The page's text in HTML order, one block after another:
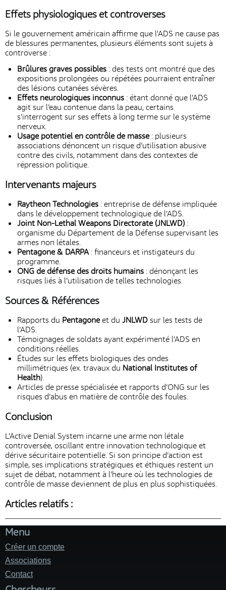
Effets physiologiques et controverses
Si le gouvernement américain affirme que l'ADS ne cause pas
de blessures permanentes, plusieurs éléments sont sujets à
controverse :
Brûlures graves possibles : des tests ont montré que des
expositions prolongées ou répétées pourraient entraîner
des lésions cutanées sévères.
Effets neurologiques inconnus : étant donné que l'ADS
agit sur l’eau contenue dans la peau, certains
s’interrogent sur ses effets à long terme sur le système
nerveux.
Usage potentiel en contrôle de masse: plusieurs
associations dénoncent un risque d’utilisation abusive
contre des civils, notamment dans des contextes de
répression politique.
Intervenants majeurs
Raytheon Technologies : entreprise de défense impliquée
dans le développement technologique de l’ADS.
Joint Non-Lethal Weapons Directorate (JNLWD) :
organisme du Département de la Défense supervisant les
armes non létales.
Pentagone & DARPA: financeurs et instigateurs du
programme.
ONG de défense des droits humains : dénonçant les
risques liés à l’utilisation de telles technologies.
Sources & Références
Rapports du Pentagoneet du JNLWD sur les tests de
l’ADS.
Témoignages de soldats ayant expérimenté l’ADS en
conditions réelles.
Études sur les effets biologiques des ondes
millimétriques (ex. travaux du National Institutes of
Health).
Articles de presse spécialisée et rapports d’ONG sur les
risques d’abus en matière de contrôle des foules.
Conclusion
L’Active Denial System incarne une arme non létale
controversée, oscillant entre innovation technologique et
dérive sécuritaire potentielle. Si son principe d’action est
simple, ses implications stratégiques et éthiques restent un
sujet de débat, notamment à l’heure où les technologies de
contrôle de masse deviennent de plus en plus sophistiquées.
Articles relatifs :
Menu
Créer un compte
Associations
Contact